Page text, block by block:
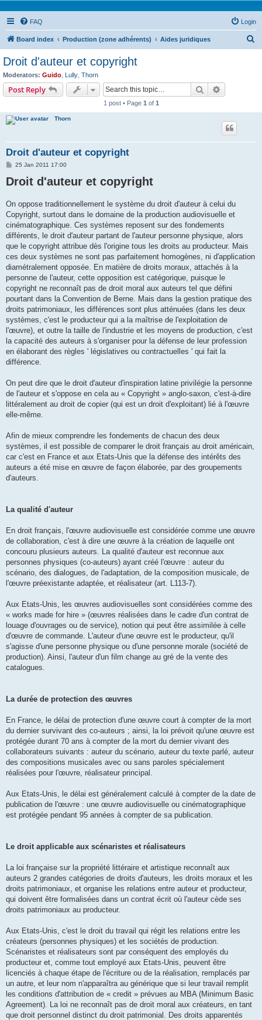
FAQ Login
Board index Production (zone adhérents) Aides juridiques
Droit d'auteur et copyright
Moderators: Guido Lully Thorn
Post Reply Search
1 post • Page 1 of 1
Thorn
Droit d'auteur et copyright
P
s
t
25 Jan 2011 17:00
Droit d'auteur et copyright
On oppose traditionnellement le système du droit d'auteur à celui du
Copyright, surtout dans le domaine de la production audiovisuelle et
cinématographique. Ces systèmes reposent sur des fondements
différents, le droit d'auteur partant de l'auteur personne physique, alors
que le copyright attribue dès l'origine tous les droits au producteur. Mais
ces deux systèmes ne sont pas parfaitement homogènes, ni d'application
diamétralement opposée. En matière de droits moraux, attachés à la
personne de l'auteur, cette opposition est catégorique, puisque le
copyright ne reconnaît pas de droit moral aux auteurs tel que défini
pourtant dans la Convention de Berne. Mais dans la gestion pratique des
droits patrimoniaux, les différences sont plus atténuées (dans les deux
systèmes, c'est le producteur qui a la maîtrise de l'exploitation de
l'œuvre), et outre la taille de l'industrie et les moyens de production, c'est
la capacité des auteurs à s'organiser pour la défense de leur profession
en élaborant des règles ' législatives ou contractuelles ' qui fait la
différence.
On peut dire que le droit d'auteur d'inspiration latine privilégie la personne
de l'auteur et s'oppose en cela au « Copyright » anglo-saxon, c'est-à-dire
littéralement au droit de copier (qui est un droit d'exploitant) lié à l'œuvre
elle-même.
Afin de mieux comprendre les fondements de chacun des deux
systèmes, il est possible de comparer le droit français au droit américain,
car c'est en France et aux Etats-Unis que la défense des intérêts des
auteurs a été mise en œuvre de façon élaborée, par des groupements
d'auteurs.
La qualité d'auteur
En droit français, l'œuvre audiovisuelle est considérée comme une œuvre
de collaboration, c'est à dire une œuvre à la création de laquelle ont
concouru plusieurs auteurs. La qualité d'auteur est reconnue aux
personnes physiques (co-auteurs) ayant créé l'œuvre : auteur du
scénario, des dialogues, de l'adaptation, de la composition musicale, de
l'œuvre préexistante adaptée, et réalisateur (art. L113-7).
Aux Etats-Unis, les œuvres audiovisuelles sont considérées comme des
« works made for hire » (œuvres réalisées dans le cadre d'un contrat de
louage d'ouvrages ou de service), notion qui peut être assimilée à celle
d'œuvre de commande. L'auteur d'une œuvre est le producteur, qu'il
s'agisse d'une personne physique ou d'une personne morale (société de
production). Ainsi, l'auteur d'un film change au gré de la vente des
catalogues.
La durée de protection des œuvres
En France, le délai de protection d'une œuvre court à compter de la mort
du dernier survivant des co-auteurs ; ainsi, la loi prévoit qu'une œuvre est
protégée durant 70 ans à compter de la mort du dernier vivant des
collaborateurs suivants : auteur du scénario, auteur du texte parlé, auteur
des compositions musicales avec ou sans paroles spécialement
réalisées pour l'œuvre, réalisateur principal.
Aux Etats-Unis, le délai est généralement calculé à compter de la date de
publication de l'œuvre : une œuvre audiovisuelle ou cinématographique
est protégée pendant 95 années à compter de sa publication.
Le droit applicable aux scénaristes et réalisateurs
La loi française sur la propriété littéraire et artistique reconnaît aux
auteurs 2 grandes catégories de droits d'auteurs, les droits moraux et les
droits patrimoniaux, et organise les relations entre auteur et producteur,
qui doivent être formalisées dans un contrat écrit où l'auteur cède ses
droits patrimoniaux au producteur.
Aux Etats-Unis, c'est le droit du travail qui régit les relations entre les
créateurs (personnes physiques) et les sociétés de production.
Scénaristes et réalisateurs sont par conséquent des employés du
producteur et, comme tout employé aux Etats-Unis, peuvent être
licenciés à chaque étape de l'écriture ou de la réalisation, remplacés par
un autre, et leur nom n'apparaîtra au générique que si leur travail remplit
les conditions d'attribution de « credit » prévues au MBA (Minimum Basic
Agreement). La loi ne reconnaît pas de droit moral aux créateurs, en tant
que droit personnel distinct du droit patrimonial. Des droits apparentés